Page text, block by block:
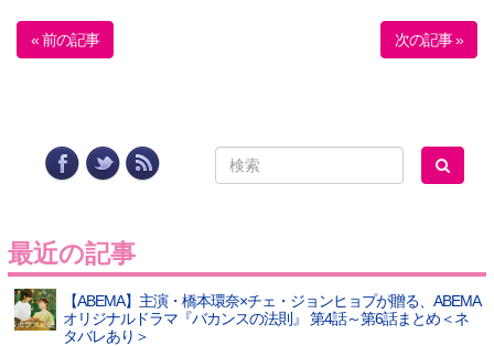
« 前の記事 次の記事 »
最近の記事
【ABEMA】主演・橋本環奈×チェ・ジョンヒョプが贈る、ABEMA
オリジナルドラマ『バカンスの法則』 第4話～第6話まとめ＜ネ
タバレあり＞